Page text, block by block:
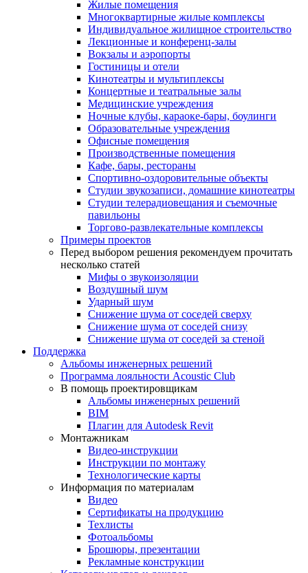
Жилые помещения
Многоквартирные жилые комплексы
Индивидуальное жилищное строительство
Лекционные и конференц-залы
Вокзалы и аэропорты
Гостиницы и отели
Кинотеатры и мультиплексы
Концертные и театральные залы
Медицинские учреждения
Ночные клубы, караоке-бары, боулинги
Образовательные учреждения
Офисные помещения
Производственные помещения
Кафе, бары, рестораны
Спортивно-оздоровительные объекты
Студии звукозаписи, домашние кинотеатры
Студии телерадиовещания и съемочные
павильоны
Торгово-развлекательные комплексы
Примеры проектов
Перед выбором решения рекомендуем прочитать
несколько статей
Мифы о звукоизоляции
Воздушный шум
Ударный шум
Снижение шума от соседей сверху
Снижение шума от соседей снизу
Снижение шума от соседей за стеной
Поддержка
Альбомы инженерных решений
Программа лояльности Acoustic Club
В помощь проектировщикам
Альбомы инженерных решений
BIM
Плагин для Autodesk Revit
Монтажникам
Видео-инструкции
Инструкции по монтажу
Технологические карты
Информация по материалам
Видео
Сертификаты на продукцию
Техлисты
Фотоальбомы
Брошюры, презентации
Рекламные конструкции